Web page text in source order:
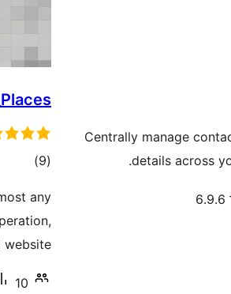
Centrally manage
details across
(9 דרוגים)
any
…
10+ התקנות פעילות